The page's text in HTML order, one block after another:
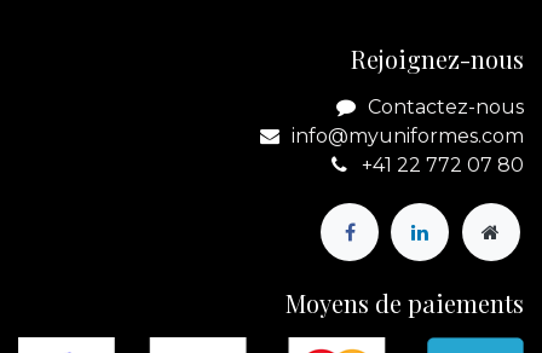
Rejoignez-nous
Contactez-nous
info@myuniformes.com
+41 22 772 07 80
Moyens de paiements